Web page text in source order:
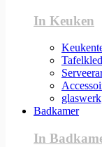
In Keuken
Badkamer
In